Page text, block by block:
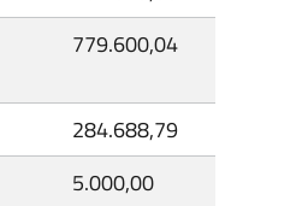
779.600,04
284.688,79
5.000,00